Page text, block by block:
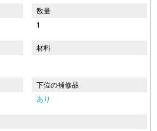
数量
1
材料
下位の補修品
あり